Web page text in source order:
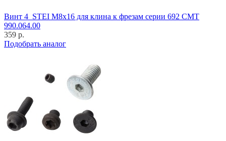
Винт 4_STEI M8x16 для клина к фрезам серии 692 CMT
990.064.00
359 р.
Подобрать аналог